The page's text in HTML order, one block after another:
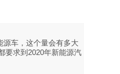
源车，这个量会有多大
要求到2020年新能源汽